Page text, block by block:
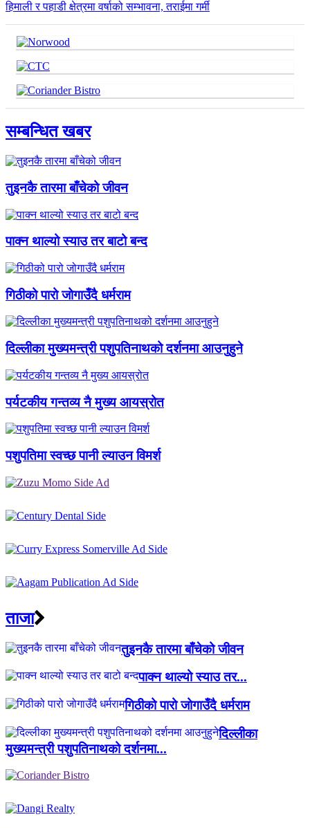
हिमाली र पहाडी क्षेत्रमा वर्षाको सम्भावना, तराईमा गर्मी
सम्बन्धित खबर
तुइनकै तारमा बाँचेको जीवन
पाक्न थाल्यो स्याउ तर बाटो बन्द
गिठीको पारो जोगाउँदै धर्मराम
दिल्लीका मुख्यमन्त्री पशुपतिनाथको दर्शनमा आउनुहुने
पर्यटकीय गन्तव्य नै मुख्य आयस्रोत
पशुपतिमा स्वच्छ पानी ल्याउन विमर्श
ताजा
तुइनकै तारमा बाँचेको जीवन
पाक्न थाल्यो स्याउ तर...
गिठीको पारो जोगाउँदै धर्मराम
दिल्लीका
मुख्यमन्त्री पशुपतिनाथको दर्शनमा...